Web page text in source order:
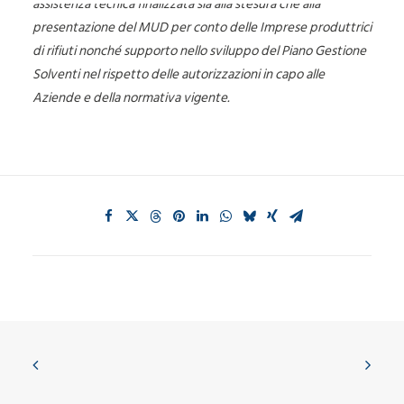
presentazione del MUD per conto delle Imprese produttrici
di rifiuti nonché supporto nello sviluppo del Piano Gestione
Solventi nel rispetto delle autorizzazioni in capo alle
Aziende e della normativa vigente.